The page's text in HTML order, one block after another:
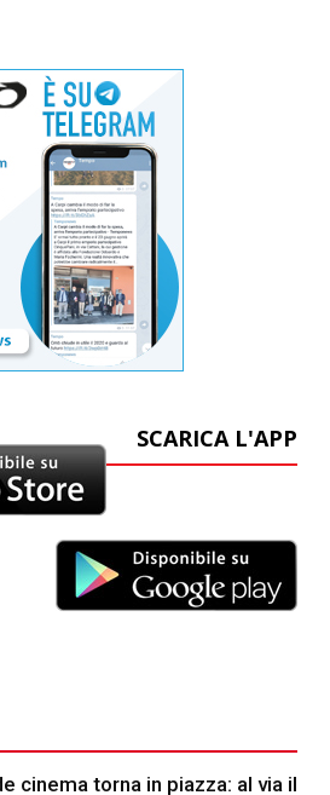
SCARICA L'APP
cinema torna in piazza: al via il